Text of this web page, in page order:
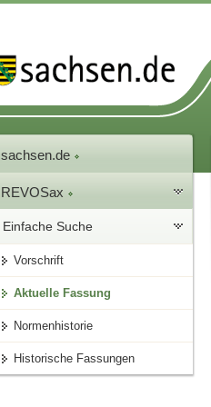
sachsen.de
REVOSax
Einfache Suche
Vorschrift
Aktuelle Fassung
Normenhistorie
Historische Fassungen